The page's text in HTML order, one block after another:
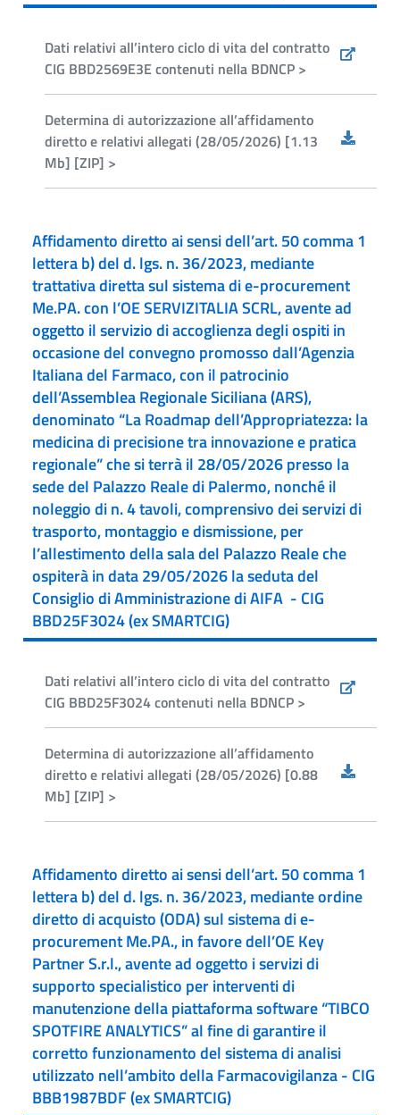
Dati relativi all’intero ciclo di vita del contratto
CIG BBD2569E3E contenuti nella BDNCP >
Determina di autorizzazione all’affidamento
diretto e relativi allegati (28/05/2026) [1.13
Mb] [ZIP] >
Affidamento diretto ai sensi dell’art. 50 comma 1
lettera b) del d. lgs. n. 36/2023, mediante
trattativa diretta sul sistema di e-procurement
Me.PA. con l’OE SERVIZITALIA SCRL, avente ad
oggetto il servizio di accoglienza degli ospiti in
occasione del convegno promosso dall’Agenzia
Italiana del Farmaco, con il patrocinio
dell’Assemblea Regionale Siciliana (ARS),
denominato “La Roadmap dell’Appropriatezza: la
medicina di precisione tra innovazione e pratica
regionale” che si terrà il 28/05/2026 presso la
sede del Palazzo Reale di Palermo, nonché il
noleggio di n. 4 tavoli, comprensivo dei servizi di
trasporto, montaggio e dismissione, per
l’allestimento della sala del Palazzo Reale che
ospiterà in data 29/05/2026 la seduta del
Consiglio di Amministrazione di AIFA - CIG
BBD25F3024 (ex SMARTCIG)
Dati relativi all’intero ciclo di vita del contratto
CIG BBD25F3024 contenuti nella BDNCP >
Determina di autorizzazione all’affidamento
diretto e relativi allegati (28/05/2026) [0.88
Mb] [ZIP] >
Affidamento diretto ai sensi dell’art. 50 comma 1
lettera b) del d. lgs. n. 36/2023, mediante ordine
diretto di acquisto (ODA) sul sistema di e-
procurement Me.PA., in favore dell’OE Key
Partner S.r.l., avente ad oggetto i servizi di
supporto specialistico per interventi di
manutenzione della piattaforma software “TIBCO
SPOTFIRE ANALYTICS” al fine di garantire il
corretto funzionamento del sistema di analisi
utilizzato nell’ambito della Farmacovigilanza - CIG
BBB1987BDF (ex SMARTCIG)